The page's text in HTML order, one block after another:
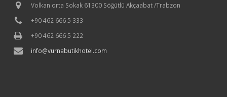
Volkan orta Sokak 61300 Söğütlü Akçaabat /Trabzon
+90 462 666 5 333
+90 462 666 5 222
info@vurnabutikhotel.com